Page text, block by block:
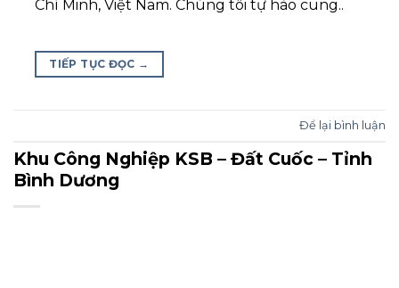
Chí Minh, Việt Nam. Chúng tôi tự hào cung..
TIẾP TỤC ĐỌC →
Để lại bình luận
Khu Công Nghiệp KSB – Đất Cuốc – Tỉnh
Bình Dương